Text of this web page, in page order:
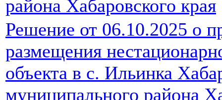
района Хабаровского края
Решение от 06.10.2025 о
размещения
объекта в с. Ильинка
муниципального района